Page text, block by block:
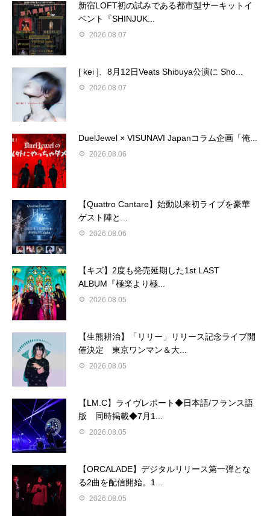
新宿LOFT初の試みである都市型サーキットイ
ベント『SHINJUK...
2026.08.07
[ kei ]、8月12日Veats Shibuya公演に Sho...
2026.08.07
DuelJewel × VISUNAVI Japanコラム企画「俺...
2026.08.06
【Quattro Cantare】始動以来初ライブを豪華
ゲスト陣と...
2026.08.06
【キズ】2度も発売延期した1st LAST
ALBUM『極楽より極...
2026.08.05
【生熊耕治】「リリー」リリース記念ライブ開
催決定 東京ワンマン＆大...
2026.08.05
【LM.C】ライヴレポート◆日本語/フランス語
版 同時掲載◆7月1...
2026.08.05
【ORCALADE】デジタルリリース第一弾とな
る2曲を配信開始。1...
2026.08.05